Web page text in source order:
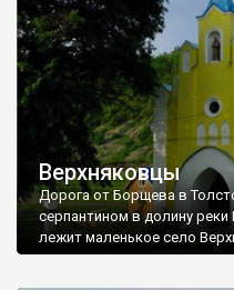
Верхняковцы
Дорога от Борщева в
серпантином в долину реки
лежит маленькое село
центре села у дороги под